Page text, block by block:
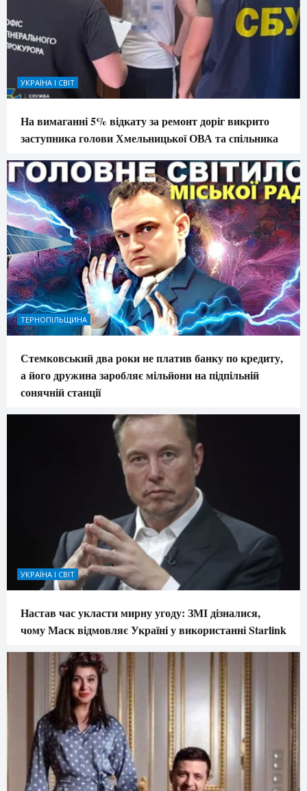
УКРАЇНА І СВІТ
На вимаганні 5% відкату за ремонт доріг викрито
заступника голови Хмельницької ОВА та спільника
ТЕРНОПІЛЬЩИНА
Стемковський два роки не платив банку по кредиту,
а його дружина заробляє мільйони на підпільній
сонячній станції
УКРАЇНА І СВІТ
Настав час укласти мирну угоду: ЗМІ дізналися,
чому Маск відмовляє Україні у використанні Starlink